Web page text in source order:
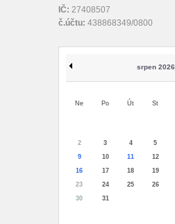
IČ: 27408507
č.účtu: 438868349/0800
srpen 2026
Ne Po Út St
2
3 4 5
9
10 11 12
16
17 18 19
23
24 25 26
30
31